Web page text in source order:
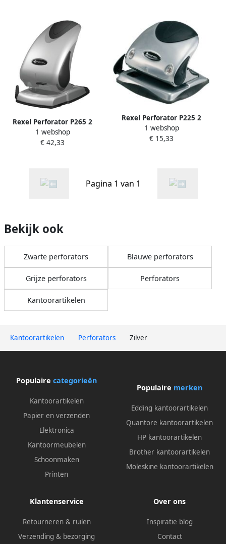
Kantoorartikelen Perforators Zilver
Rexel Perforator P265 2
gaats 65vel zilver zwart
1 webshop
€ 42,33
Rexel Perforator P225 2
gaats 25vel zilver zwart
1 webshop
€ 15,33
Pagina 1 van 1
Bekijk ook
Zwarte perforators Blauwe perforators
Grijze perforators Perforators
Kantoorartikelen
Populaire categorieën
Kantoorartikelen
Papier en verzenden
Elektronica
Kantoormeubelen
Schoonmaken
Printen
Populaire merken
Edding kantoorartikelen
Quantore kantoorartikelen
HP kantoorartikelen
Brother kantoorartikelen
Moleskine kantoorartikelen
Klantenservice
Retourneren & ruilen
Verzending & bezorging
Over ons
Inspiratie blog
Contact